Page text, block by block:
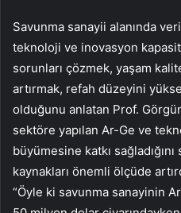
Savunma sanayii alanında
teknoloji ve inovasyon
sorunları çözmek, yaşam
artırmak, refah düzeyini
olduğunu anlatan Prof.
sektöre yapılan Ar-Ge ve
büyümesine katkı
kaynakları önemli ölçüde
“Öyle ki savunma sanayinin